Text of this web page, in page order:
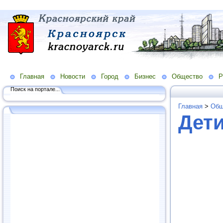
Главная Новости Город Бизнес Общество
Поиск на портале...
Главная >